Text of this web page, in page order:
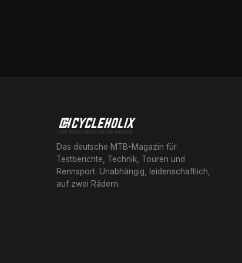
Das deutsche MTB-Magazin für
Testberichte, Technik, Touren und
Rennsport. Unabhängig, leidenschaftlich,
auf zwei Rädern.